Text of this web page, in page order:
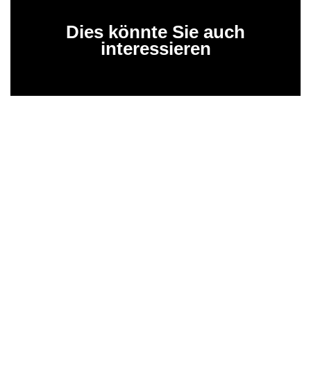
Dies könnte Sie auch
interessieren